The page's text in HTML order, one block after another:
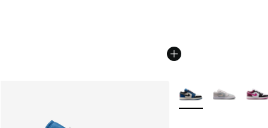
Weitere Farben